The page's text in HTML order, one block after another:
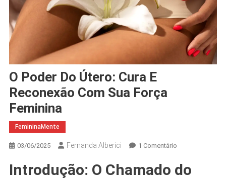
O Poder Do Útero: Cura E
Reconexão Com Sua Força
Feminina
FemininaMente
03/06/2025 Fernanda Alberici 1 ComentárioEm
Poder
Introdução: O Chamado do